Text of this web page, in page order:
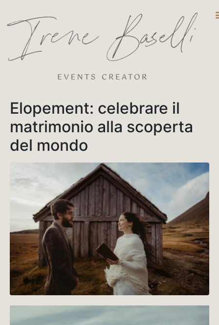
Elopement: celebrare il
matrimonio alla scoperta
del mondo